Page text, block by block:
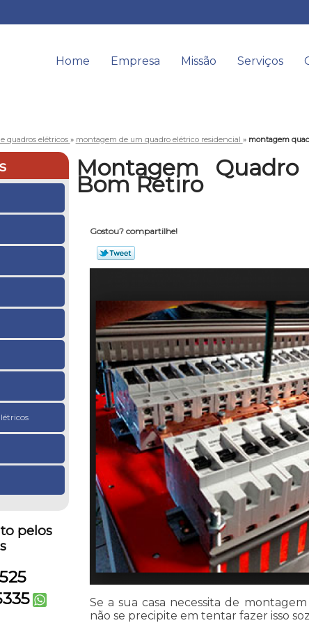
Home Empresa Missão Serviços
quadros elétricos » montagem de um quadro elétrico residencial » montagem
pelos
Montagem
Bom Retiro
Gostou? compartilhe!
Se a sua casa necessita de
não se precipite em tentar fazer isso